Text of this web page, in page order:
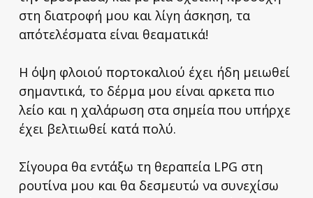
στη διατροφή μου και λίγη άσκηση, τα
απότελέσματα είναι θεαματικά!
Η όψη φλοιού πορτοκαλιού έχει ήδη μειωθεί
σημαντικά, το δέρμα μου είναι αρκετα πιο
λείο και η χαλάρωση στα σημεία που υπήρχε
έχει βελτιωθεί κατά πολύ.
Σίγουρα θα εντάξω τη θεραπεία LPG στη
ρουτίνα μου και θα δεσμευτώ να συνεχίσω